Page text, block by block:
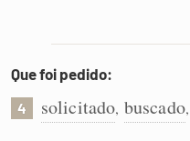
Que foi pedido:
4 solicitado, buscado,